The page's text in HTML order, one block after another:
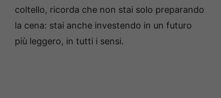
coltello, ricorda che non stai solo preparando
la cena: stai anche investendo in un futuro
più leggero, in tutti i sensi.